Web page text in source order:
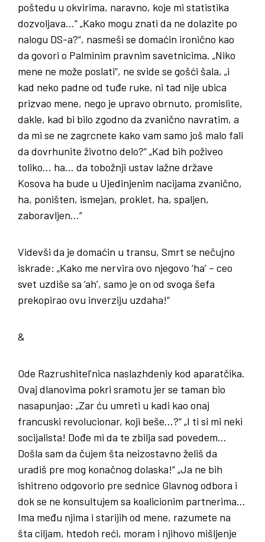
poštedu u okvirima, naravno, koje mi statistika
dozvoljava…“ „Kako mogu znati da ne dolazite po
nalogu DS-a?“, nasmeši se domaćin ironično kao
da govori o Palminim pravnim savetnicima. „Niko
mene ne može poslati“, ne svide se gošći šala, „i
kad neko padne od tuđe ruke, ni tad nije ubica
prizvao mene, nego je upravo obrnuto, promislite,
dakle, kad bi bilo zgodno da zvanično navratim, a
da mi se ne zagrcnete kako vam samo još malo fali
da dovrhunite životno delo?“ „Kad bih poživeo
toliko… ha… da tobožnji ustav lažne države
Kosova ha bude u Ujedinjenim nacijama zvanično,
ha, poništen, ismejan, proklet, ha, spaljen,
zaboravljen…“
Videvši da je domaćin u transu, Smrt se nečujno
iskrade: „Kako me nervira ovo njegovo ‘ha’ – ceo
svet uzdiše sa ‘ah’, samo je on od svoga šefa
prekopirao ovu inverziju uzdaha!“
&
Ode Razrushitel’nica naslazhdeniy kod aparatčika.
Ovaj dlanovima pokri sramotu jer se taman bio
nasapunjao: „Zar ću umreti u kadi kao onaj
francuski revolucionar, koji beše…?“ „I ti si mi neki
socijalista! Dođe mi da te zbilja sad povedem…
Došla sam da čujem šta neizostavno želiš da
uradiš pre mog konačnog dolaska!“ „Ja ne bih
ishitreno odgovorio pre sednice Glavnog odbora i
dok se ne konsultujem sa koalicionim partnerima…
Ima među njima i starijih od mene, razumete na
šta ciljam, htedoh reći, moram i njihovo mišljenje